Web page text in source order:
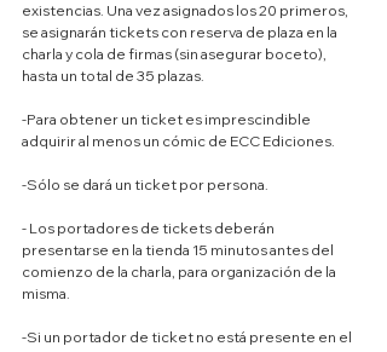
existencias. Una vez asignados los 20 primeros,
se asignarán tickets con reserva de plaza en la
charla y cola de firmas (sin asegurar boceto),
hasta un total de 35 plazas.
-Para obtener un ticket es imprescindible
adquirir al menos un cómic de ECC Ediciones.
-Sólo se dará un ticket por persona.
- Los portadores de tickets deberán
presentarse en la tienda 15 minutos antes del
comienzo de la charla, para organización de la
misma.
-Si un portador de ticket no está presente en el